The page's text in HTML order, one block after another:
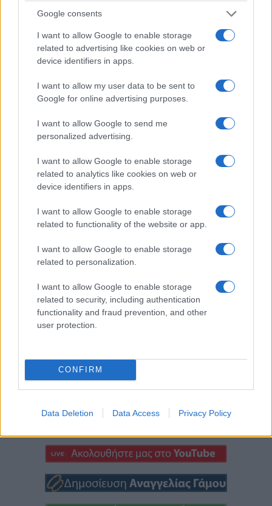
Google consents
I want to allow Google to enable storage
related to advertising like cookies on web or
device identifiers in apps.
I want to allow my user data to be sent to
Google for online advertising purposes.
I want to allow Google to send me
personalized advertising.
I want to allow Google to enable storage
related to analytics like cookies on web or
device identifiers in apps.
I want to allow Google to enable storage
related to functionality of the website or app.
I want to allow Google to enable storage
related to personalization.
I want to allow Google to enable storage
related to security, including authentication
functionality and fraud prevention, and other
user protection.
CONFIRM
Data Deletion Data Access Privacy Policy
ΑΘΛΗΤΙΚΆ
Ο Σύλλογος Δρομέων
και Οδοιπόρων
Λασσάνειο Δρόμο
Κοζάνης 2026
6 Αυγούστου 2026, 8:55 μμ
ΓΣΕΕ: Αμοιβή αργίας
15ης Αυγούστου
ΤΟΠΙΚΉ ΕΠΙΚΑΙΡΌΤΗΤΑ
Μεταμορφώσεως του
Σωτήρος στην Ιερά
Μονή Δρυοβούνου
ΔΙΕΘΝΕΊΣ ΕΙΔΉΣΕΙΣ
Περιοδοντίτιδα:
Καινοτόμος θεραπεία
στοχεύει μόνο το